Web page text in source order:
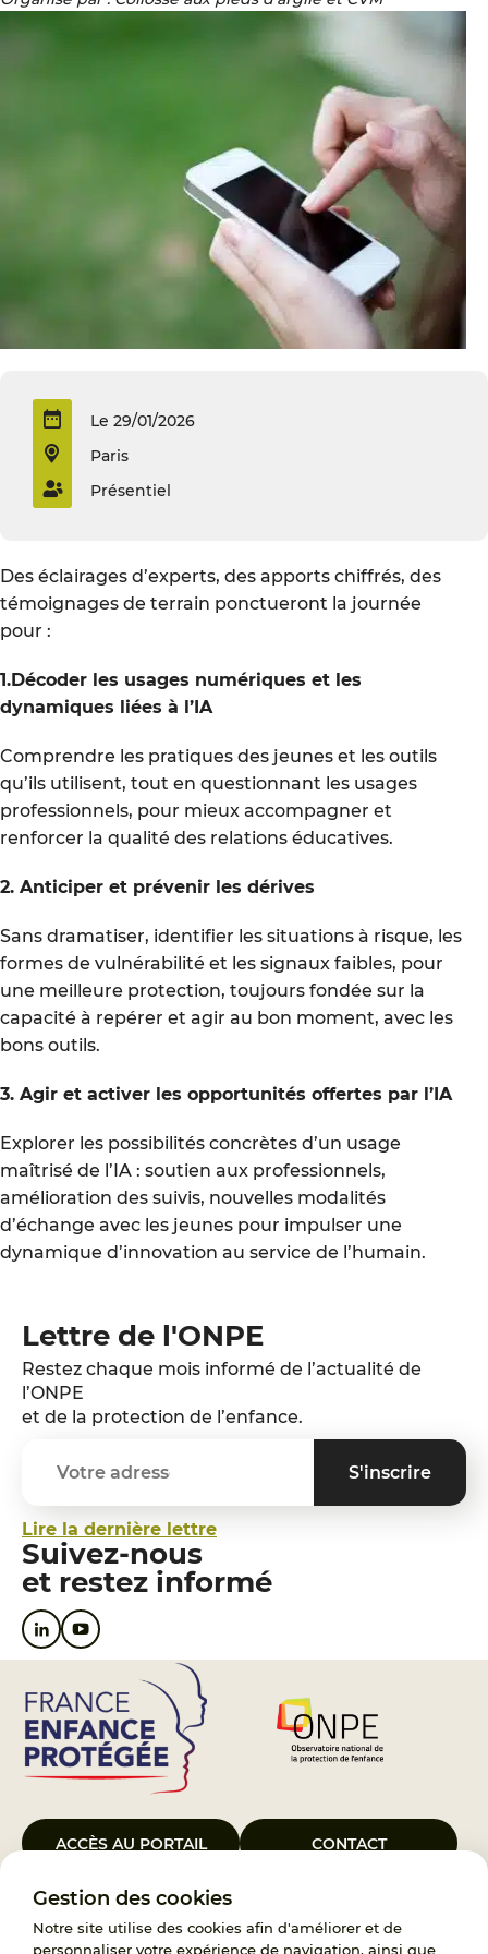
Gestion des cookies
Notre site utilise des cookies afin d'améliorer et de
personnaliser votre expérience de navigation, ainsi que
Le 29/01/2026
Paris
Présentiel
Des éclairages d’experts, des apports chiffrés, des
témoignages de terrain ponctueront la journée
pour :
1.Décoder les usages numériques et les
dynamiques liées à l’IA
Comprendre les pratiques des jeunes et les outils
qu’ils utilisent, tout en questionnant les usages
professionnels, pour mieux accompagner et
renforcer la qualité des relations éducatives.
2. Anticiper et prévenir les dérives
Sans dramatiser, identifier les situations à risque, les
formes de vulnérabilité et les signaux faibles, pour
une meilleure protection, toujours fondée sur la
capacité à repérer et agir au bon moment, avec les
bons outils.
3. Agir et activer les opportunités offertes par l’IA
Explorer les possibilités concrètes d’un usage
maîtrisé de l’IA : soutien aux professionnels,
amélioration des suivis, nouvelles modalités
d’échange avec les jeunes pour impulser une
dynamique d’innovation au service de l’humain.
Lettre de l'ONPE
Restez chaque mois informé de l’actualité de
l’ONPE
et de la protection de l’enfance.
Lire la dernière lettre
Suivez-nous
et restez informé
ACCÈS AU PORTAIL CONTACT
Le Groupement d’Intérêt Public France Enfance Protégée, créé le 5
janvier 2023, a pour objet d’assurer les missions de service public du
119, d’accompagnement des adoptants et de traitement des